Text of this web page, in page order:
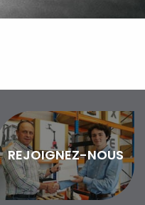
REJOIGNEZ-NOUS